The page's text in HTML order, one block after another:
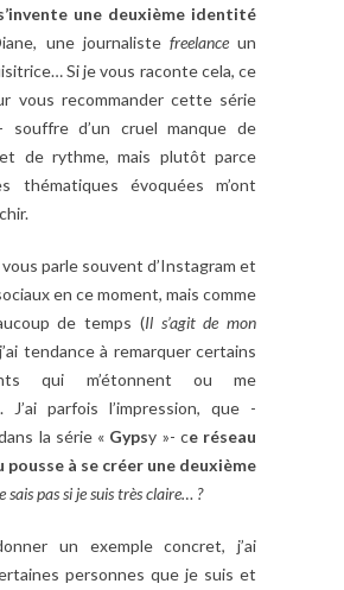
une deuxième identité
une journaliste freelanceun
Si je vous raconte cela, ce
vous recommander cette série
souffre d’un cruel manque de
de rythme, mais plutôt parce
thématiques évoquées m’ont
vous parle souvent d’Instagram et
en ce moment, mais comme
de temps (Il s’agit de mon
tendance à remarquer certains
qui m’étonnent ou me
J’ai parfois l’impression, que -
la série « Gypsy »- ce réseau
à se créer une deuxième
sais pas si je suis très claire… ?
un exemple concret, j’ai
personnes que je suis et